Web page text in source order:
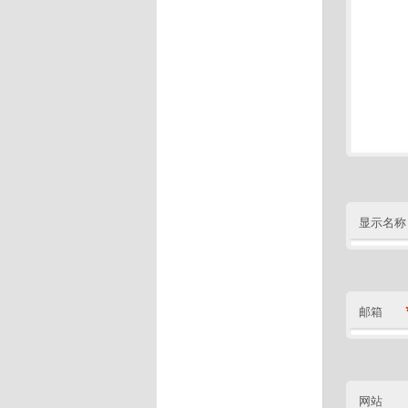
显示名称
邮箱
网站